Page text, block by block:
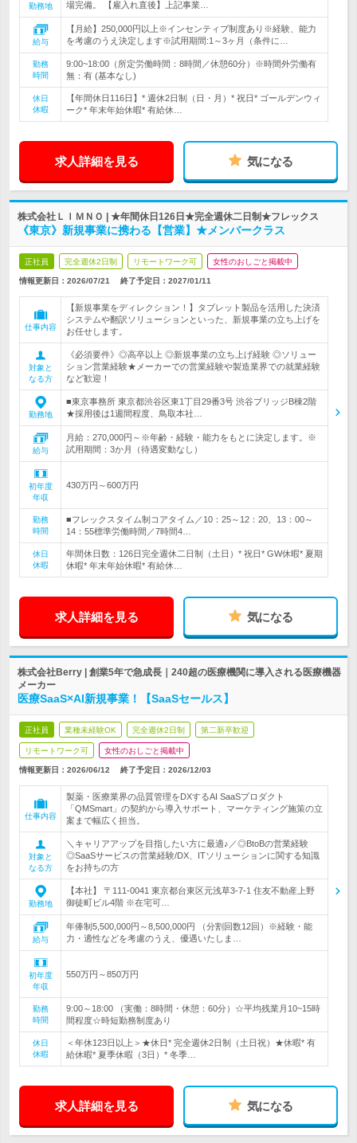
勤務地 場完備。 【雇入れ直後】上記事業…
給与
【月給】250,000円以上※インセンティブ制度あり※経験、能力
を考慮のうえ決定します※試用期間:1～3ヶ月（条件に…
勤務
時間
9:00~18:00（所定労働時間：8時間／休憩60分）※時間外労働有
無：有 (基本なし)
休日
休暇
【年間休日116日】* 週休2日制（日・月）* 祝日* ゴールデンウィ
ーク* 年末年始休暇* 有給休…
求人詳細を見る 気になる
株式会社ＬＩＭＮＯ | ★年間休日126日★完全週休二日制★フレックス
《東京》新規事業に携わる【営業】★メンバークラス
正社員 完全週休2日制 リモートワーク可 女性のおしごと掲載中
情報更新日：2026/07/21 終了予定日： 2027/01/11
仕事内容
【新規事業をディレクション！】タブレット製品を活用した決済
システムや翻訳ソリューションといった、新規事業の立ち上げを
お任せします。
対象と
なる方
《必須要件》◎高卒以上 ◎新規事業の立ち上げ経験 ◎ソリュー
ション営業経験★メーカーでの営業経験や製造業界での就業経験
など歓迎！
勤務地
■東京事務所 東京都渋谷区東1丁目29番3号 渋谷ブリッジB棟2階
★採用後は1週間程度、鳥取本社…
給与
月給：270,000円～※年齢・経験・能力をもとに決定します。※
試用期間：3か月（待遇変動なし）
初年度
年収
430万円～600万円
勤務
時間
■フレックスタイム制コアタイム／10：25～12：20、13：00～
14：55標準労働時間／7時間4…
休日
休暇
年間休日数：126日完全週休二日制（土日）* 祝日* GW休暇* 夏期
休暇* 年末年始休暇* 有給休…
求人詳細を見る 気になる
株式会社Berry | 創業5年で急成長｜240超の医療機関に導入される医療機器
メーカー
医療SaaS×AI新規事業！【SaaSセールス】
正社員 業種未経験OK 完全週休2日制 第二新卒歓迎
リモートワーク可 女性のおしごと掲載中
情報更新日：2026/06/12 終了予定日： 2026/12/03
仕事内容
製薬・医療業界の品質管理をDXするAI SaaSプロダクト
「QMSmart」の契約から導入サポート、マーケティング施策の立
案まで幅広く担当。
対象と
なる方
＼キャリアアップを目指したい方に最適♪／◎BtoBの営業経験
◎SaaSサービスの営業経験/DX、ITソリューションに関する知識
をお持ちの方
勤務地
【本社】 〒111-0041 東京都台東区元浅草3-7-1 住友不動産上野
御徒町ビル4階 ※在宅可…
給与
年俸制5,500,000円～8,500,000円 （分割回数12回）※経験・能
力・適性などを考慮のうえ、優遇いたしま…
初年度
年収
550万円～850万円
勤務
時間
9:00～18:00 （実働：8時間・休憩：60分）☆平均残業月10~15時
間程度☆時短勤務制度あり
休日
休暇
＜年休123日以上＞★休日* 完全週休2日制（土日祝）★休暇* 有
給休暇* 夏季休暇（3日）* 冬季…
求人詳細を見る 気になる